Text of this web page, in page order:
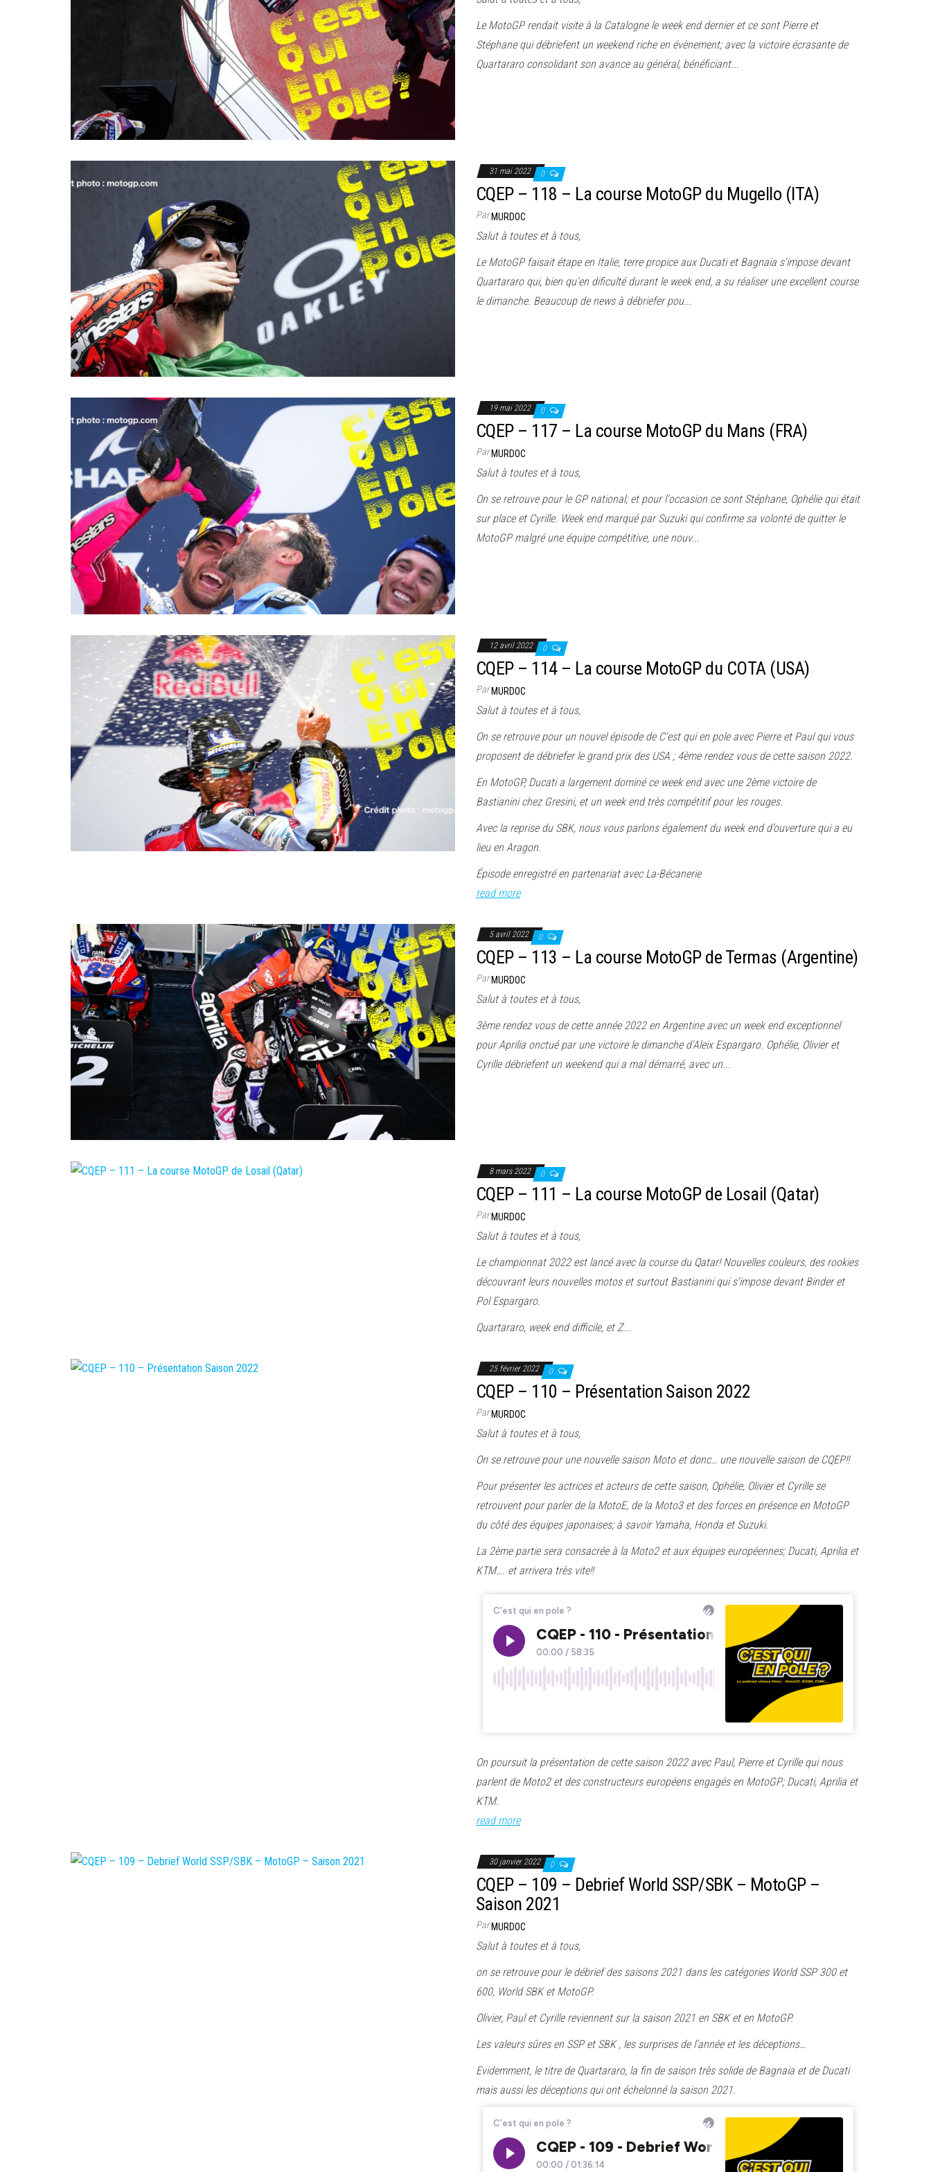
Le MotoGP rendait visite à la Catalogne le week end dernier et ce sont Pierre et
Stéphane qui débriefent un weekend riche en évènement; avec la victoire écrasante de
Quartararo consolidant son avance au général, bénéficiant...
31 mai 2022 0
CQEP – 118 – La course MotoGP du Mugello (ITA)
ParMURDOC
Salut à toutes et à tous,
Le MotoGP faisait étape en Italie, terre propice aux Ducati et Bagnaia s'impose devant
Quartararo qui, bien qu'en dificulté durant le week end, a su réaliser une excellent course
le dimanche. Beaucoup de news à débriefer pou...
19 mai 2022 0
CQEP – 117 – La course MotoGP du Mans (FRA)
ParMURDOC
Salut à toutes et à tous,
On se retrouve pour le GP national; et pour l'occasion ce sont Stéphane, Ophélie qui était
sur place et Cyrille. Week end marqué par Suzuki qui confirme sa volonté de quitter le
MotoGP malgré une équipe compétitive, une nouv...
12 avril 2022 0
CQEP – 114 – La course MotoGP du COTA (USA)
ParMURDOC
Salut à toutes et à tous,
On se retrouve pour un nouvel épisode de C’est qui en pole avec Pierre et Paul qui vous
proposent de débriefer le grand prix des USA ; 4ème rendez vous de cette saison 2022.
En MotoGP, Ducati a largement dominé ce week end avec une 2ème victoire de
Bastianini chez Gresini, et un week end très compétitif pour les rouges.
Avec la reprise du SBK, nous vous parlons également du week end d’ouverture qui a eu
lieu en Aragon.
Épisode enregistré en partenariat avec La-Bécanerie
read more
5 avril 2022 0
CQEP – 113 – La course MotoGP de Termas (Argentine)
ParMURDOC
Salut à toutes et à tous,
3ème rendez vous de cette année 2022 en Argentine avec un week end exceptionnel
pour Aprilia onctué par une victoire le dimanche d'Aleix Espargaro. Ophélie, Olivier et
Cyrille débriefent un weekend qui a mal démarré, avec un...
8 mars 2022 0
CQEP – 111 – La course MotoGP de Losail (Qatar)
ParMURDOC
Salut à toutes et à tous,
Le championnat 2022 est lancé avec la course du Qatar! Nouvelles couleurs, des rookies
découvrant leurs nouvelles motos et surtout Bastianini qui s'impose devant Binder et
Pol Espargaro.
Quartararo, week end difficile, et Z...
25 février 2022 0
CQEP – 110 – Présentation Saison 2022
ParMURDOC
Salut à toutes et à tous,
On se retrouve pour une nouvelle saison Moto et donc… une nouvelle saison de CQEP!!
Pour présenter les actrices et acteurs de cette saison, Ophélie, Olivier et Cyrille se
retrouvent pour parler de la MotoE, de la Moto3 et des forces en présence en MotoGP
du côté des équipes japonaises; à savoir Yamaha, Honda et Suzuki.
La 2ème partie sera consacrée à la Moto2 et aux équipes européennes; Ducati, Aprilia et
KTM…. et arrivera très vite!!
On poursuit la présentation de cette saison 2022 avec Paul, Pierre et Cyrille qui nous
parlent de Moto2 et des constructeurs européens engagés en MotoGP; Ducati, Aprilia et
KTM.
read more
30 janvier 2022 0
CQEP – 109 – Debrief World SSP/SBK – MotoGP –
Saison 2021
ParMURDOC
Salut à toutes et à tous,
on se retrouve pour le débrief des saisons 2021 dans les catégories World SSP 300 et
600, World SBK et MotoGP.
Olivier, Paul et Cyrille reviennent sur la saison 2021 en SBK et en MotoGP.
Les valeurs sûres en SSP et SBK , les surprises de l’année et les déceptions…
Evidemment, le titre de Quartararo, la fin de saison très solide de Bagnaia et de Ducati
mais aussi les déceptions qui ont échelonné la saison 2021.